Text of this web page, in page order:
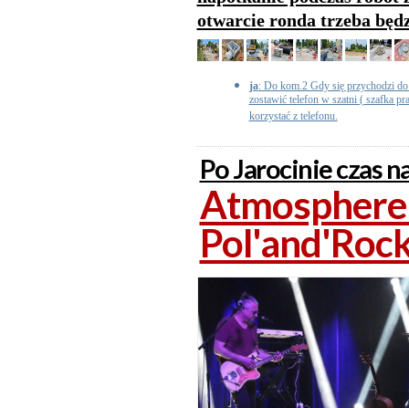
otwarcie ronda trzeba
ja: Do kom.2 Gdy się przychodzi
zostawić telefon w szatni ( szafka
korzystać z telefonu.
Po Jarocinie czas
Atmosphere